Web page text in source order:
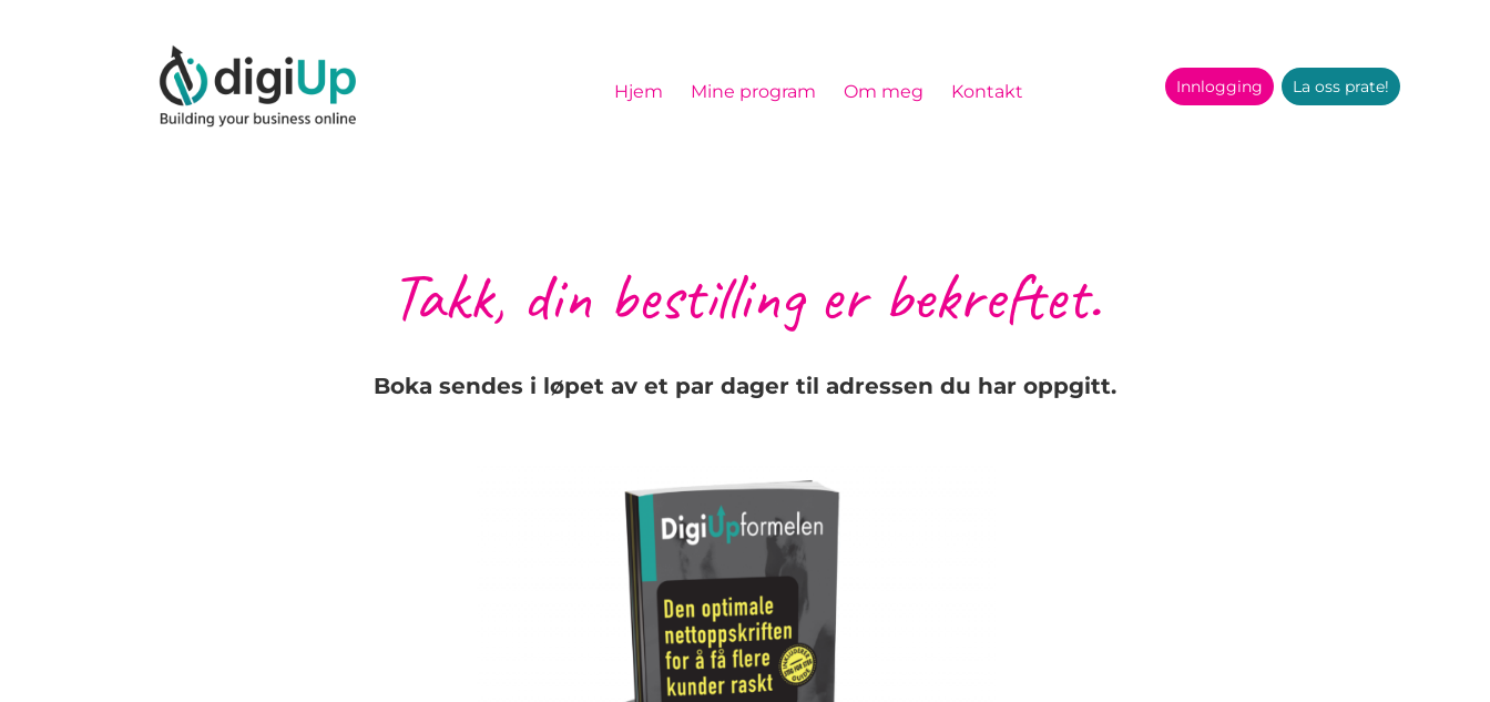
Hjem Mine program Om meg Kontakt Innlogging La oss prate!
Takk, din bestilling er bekreftet.
Boka sendes i løpet av et par dager til adressen du har oppgitt.